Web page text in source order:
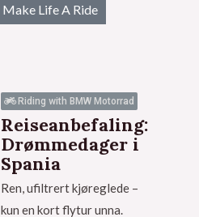
Make Life A Ride
Riding with BMW Motorrad
Reiseanbefaling:
Drømmedager i
Spania
Ren, ufiltrert kjøreglede –
kun en kort flytur unna.